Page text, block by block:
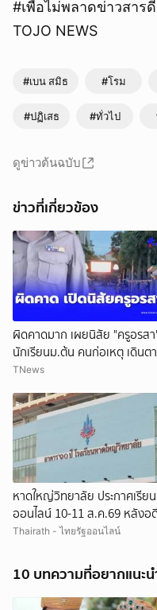
#เพื่อไม่พลาดข่าวสาร
TOJO NEWS
#เบน สมิธ #โรม
#ปฏิเสธ #ทั่วไป
ดูข่าวต้นฉบับ
ข่าวที่เกี่ยวข้อง
ผิดคาดมาก เผยนิสัย "ครูอรส
นักเรียนม.ต้น คนก่อเหตุ เดินต
หา
TNews
หาดใหญ่วิทยาลัย ประกาศเรียน
ออนไลน์ 10-11 ส.ค.69 หลังอ
ครูต่างชาติขู่ยิง
Thairath - ไทยรัฐออนไลน์
10 บทความที่อยากแนะ